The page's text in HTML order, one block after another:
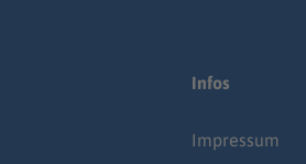
Infos
Impressum